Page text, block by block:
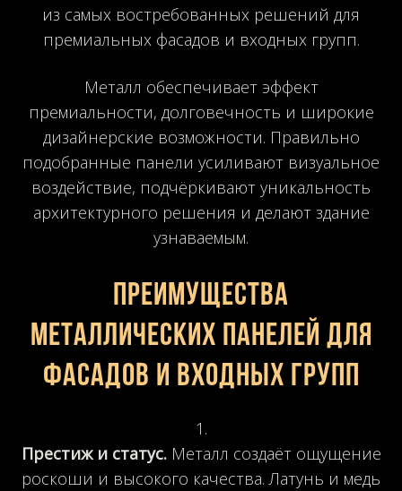
из самых востребованных решений для
премиальных фасадов и входных групп.
Металл обеспечивает эффект
премиальности, долговечность и широкие
дизайнерские возможности. Правильно
подобранные панели усиливают визуальное
воздействие, подчёркивают уникальность
архитектурного решения и делают здание
узнаваемым.
Преимущества
металлических панелей для
фасадов и входных групп
Престиж и статус.Металл создаёт ощущение
роскоши и высокого качества. Латунь и медь